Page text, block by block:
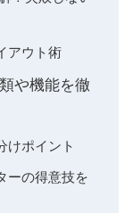
アウト術
や機能を徹
けポイント
ーの得意技を